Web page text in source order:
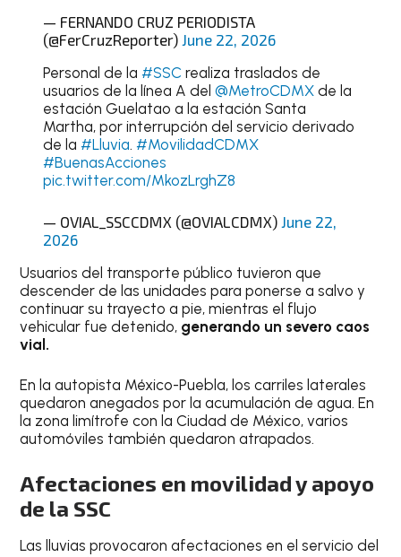
— FERNANDO CRUZ PERIODISTA
(@FerCruzReporter) June 22, 2026
Personal de la #SSC realiza traslados de
usuarios de la línea A del @MetroCDMXde la
estación Guelatao a la estación Santa
Martha, por interrupción del servicio derivado
de la #Lluvia. #MovilidadCDMX
#BuenasAcciones
pic.twitter.com/MkozLrghZ8
— OVIAL_SSCCDMX (@OVIALCDMX) June 22,
2026
Usuarios del transporte público tuvieron que
descender de las unidades para ponerse a salvo y
continuar su trayecto a pie, mientras el flujo
vehicular fue detenido, generando un severo caos
vial.
En la autopista México-Puebla, los carriles laterales
quedaron anegados por la acumulación de agua. En
la zona limítrofe con la Ciudad de México, varios
automóviles también quedaron atrapados.
Afectaciones en movilidad y apoyo
de la SSC
Las lluvias provocaron afectaciones en el servicio del